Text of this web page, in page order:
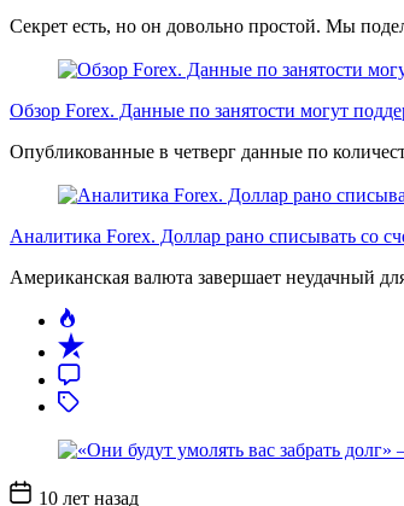
Секрет есть, но он довольно простой. Мы
Обзор Forex. Данные по занятости могут
Опубликованные в четверг данные по
Аналитика Forex. Доллар рано списывать со
Американская валюта завершает неудачный
Дата10 лет назад